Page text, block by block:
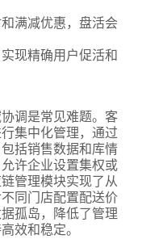
满减优惠，盘活会
现精确用户促活和
调是常见难题。客
集中化管理，通过
括销售数据和库情
许企业设置集权或
管理模块实现了从
同门店配置配送价
孤岛，降低了管理
效和稳定。